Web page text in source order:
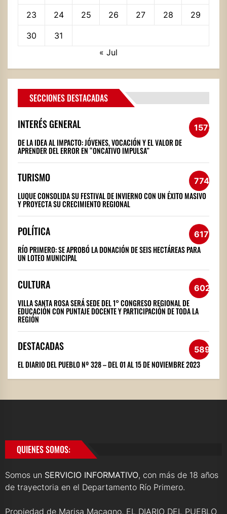
23 24 25 26 27 28 29
30
31
« Jul
SECCIONES DESTACADAS
INTERÉS GENERAL 1572
DE LA IDEA AL IMPACTO: JÓVENES, VOCACIÓN Y EL VALOR DE
APRENDER DEL ERROR EN “ONCATIVO IMPULSA”
TURISMO 774
LUQUE CONSOLIDA SU FESTIVAL DE INVIERNO CON UN ÉXITO MASIVO
Y PROYECTA SU CRECIMIENTO REGIONAL
POLÍTICA 617
RÍO PRIMERO: SE APROBÓ LA DONACIÓN DE SEIS HECTÁREAS PARA
UN LOTEO MUNICIPAL
CULTURA 602
VILLA SANTA ROSA SERÁ SEDE DEL 1° CONGRESO REGIONAL DE
EDUCACIÓN CON PUNTAJE DOCENTE Y PARTICIPACIÓN DE TODA LA
REGIÓN
DESTACADAS 589
EL DIARIO DEL PUEBLO Nº 328 – DEL 01 AL 15 DE NOVIEMBRE 2023
QUIENES SOMOS:
Somos un SERVICIO INFORMATIVO, con más de 18 años
de trayectoria en el Departamento Río Primero.
Propiedad de Marisa Macagno, EL DIARIO DEL PUEBLO